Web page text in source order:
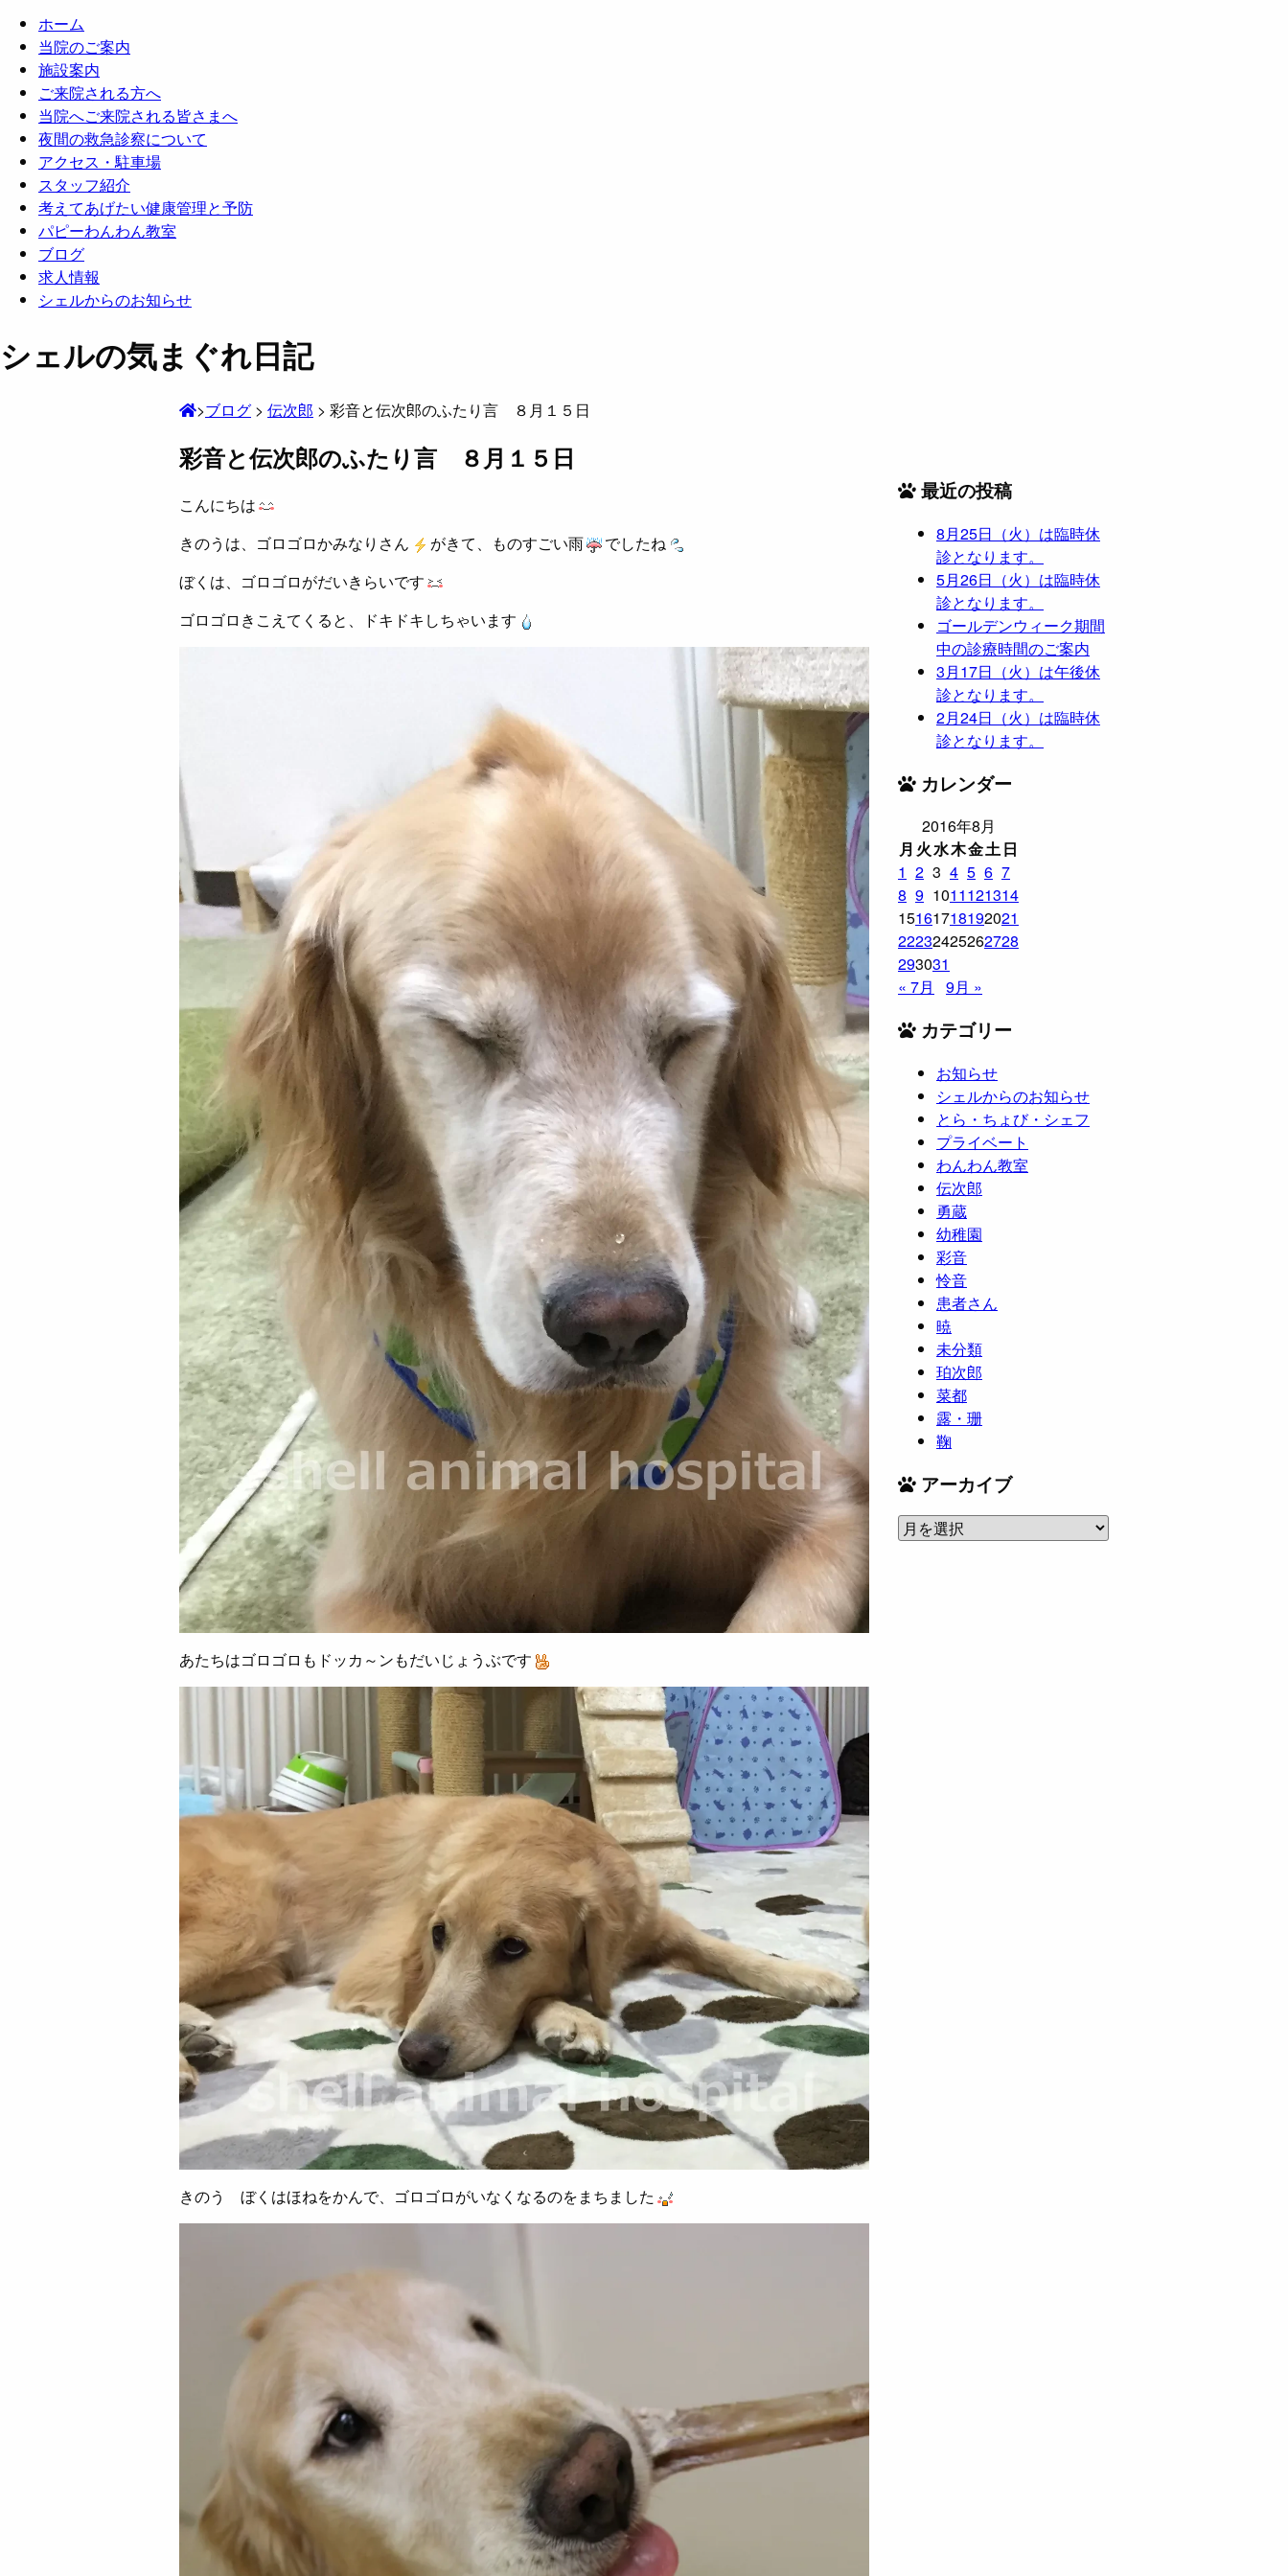
ホーム
当院のご案内
施設案内
ご来院される方へ
当院へご来院される皆さまへ
夜間の救急診察について
アクセス・駐車場
スタッフ紹介
考えてあげたい健康管理と予防
パピーわんわん教室
ブログ
求人情報
シェルからのお知らせ
シェルの気まぐれ日記
>ブログ > 伝次郎 > 彩音と伝次郎のふたり言 ８月１５日
彩音と伝次郎のふたり言 ８月１５日
こんにちは
きのうは、ゴロゴロかみなりさん
がきて、ものすごい雨
でしたね
ぼくは、ゴロゴロがだいきらいです
ゴロゴロきこえてくると、ドキドキしちゃいます
あたちはゴロゴロもドッカ～ンもだいじょうぶです
きのう ぼくはほねをかんで、ゴロゴロがいなくなるのをまちました
最近の投稿
8月25日（火）は臨時休
診となります。
5月26日（火）は臨時休
診となります。
ゴールデンウィーク期間
中の診療時間のご案内
3月17日（火）は午後休
診となります。
2月24日（火）は臨時休
診となります。
カレンダー
2016年8月
月 火水木金土日
1 2 3 4 5 6 7
8 9 1011121314
15161718192021
22232425262728
293031
« 7月
9月 »
カテゴリー
お知らせ
シェルからのお知らせ
とら・ちょび・シェフ
プライベート
わんわん教室
伝次郎
勇蔵
幼稚園
彩音
怜音
患者さん
暁
未分類
珀次郎
菜都
露・珊
鞠
アーカイブ
ア
ー